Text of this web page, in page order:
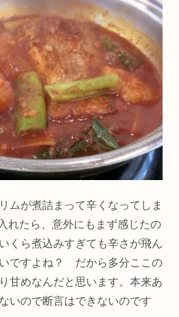
ムが煮詰まって辛くなってしま
れたら、意外にもまず感じたの
くら煮込みすぎても辛さが飛ん
ですよね？ だから多分ここの
甘めなんだと思います。本来あ
いので断言はできないのです